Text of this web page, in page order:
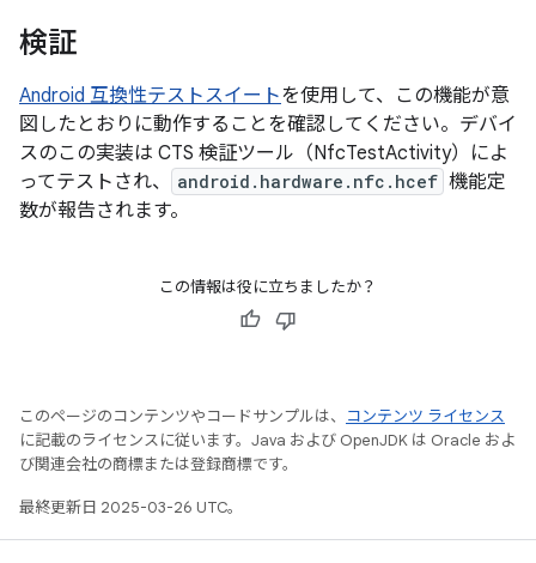
検証
Android 互換性テストスイートを使用して、この機能が意
図したとおりに動作することを確認してください。デバイ
スのこの実装は CTS 検証ツール（NfcTestActivity）によ
ってテストされ、
android.hardware.nfc.hcef 機能定
数が報告されます。
この情報は役に立ちましたか？
このページのコンテンツやコードサンプルは、
コンテンツ ライセンス
に記載のライセンスに従います。Java および OpenJDK は Oracle およ
び関連会社の商標または登録商標です。
最終更新日 2025-03-26 UTC。